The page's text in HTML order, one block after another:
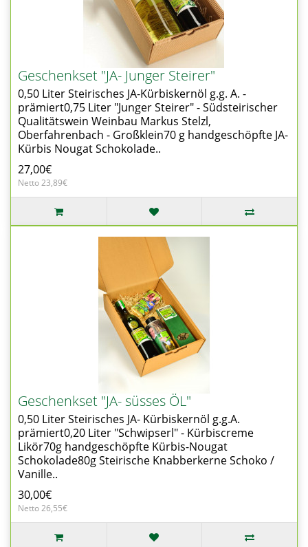
Geschenkset "JA- Junger Steirer"
0,50 Liter Steirisches JA-Kürbiskernöl g.g. A. -
prämiert0,75 Liter "Junger Steirer" - Südsteirischer
Qualitätswein Weinbau Markus Stelzl,
Oberfahrenbach - Großklein70 g handgeschöpfte JA-
Kürbis Nougat Schokolade..
27,00€
Netto 23,89€
Geschenkset "JA- süsses ÖL"
0,50 Liter Steirisches JA- Kürbiskernöl g.g.A.
prämiert0,20 Liter "Schwipserl" - Kürbiscreme
Likör70g handgeschöpfte Kürbis-Nougat
Schokolade80g Steirische Knabberkerne Schoko /
Vanille..
30,00€
Netto 26,55€